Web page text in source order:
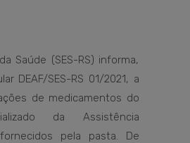
Saúde (SES-RS) informa,
DEAF/SES-RS 01/2021, a
de medicamentos do
da Assistência
fornecidos pela pasta. De